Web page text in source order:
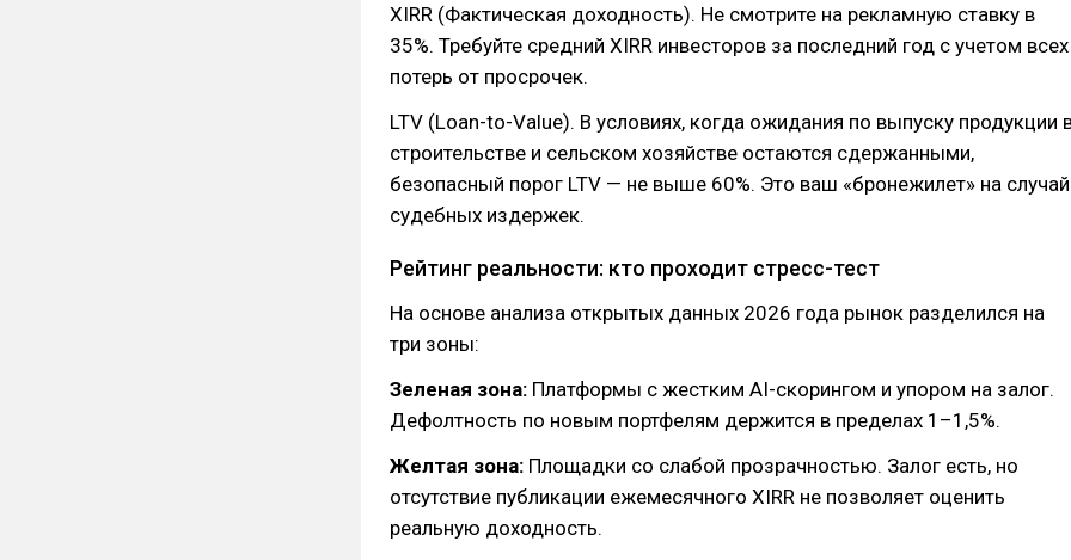
XIRR (Фактическая доходность). Не смотрите на рекламную ставку в
35%. Требуйте средний XIRR инвесторов за последний год с учетом всех
потерь от просрочек.
LTV (Loan-to-Value). В условиях, когда ожидания по выпуску продукции
строительстве и сельском хозяйстве остаются сдержанными,
безопасный порог LTV — не выше 60%. Это ваш «бронежилет» на случай
судебных издержек.
Рейтинг реальности: кто проходит стресс-тест
На основе анализа открытых данных 2026 года рынок разделился на
три зоны:
Зеленая зона: Платформы с жестким AI-скорингом и упором на залог.
Дефолтность по новым портфелям держится в пределах 1–1,5%.
Желтая зона: Площадки со слабой прозрачностью. Залог есть, но
отсутствие публикации ежемесячного XIRR не позволяет оценить
реальную доходность.